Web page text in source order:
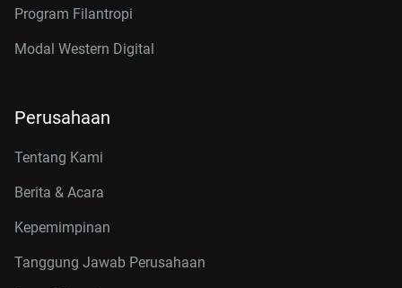
Program Filantropi
Modal Western Digital
Perusahaan
Tentang Kami
Berita & Acara
Kepemimpinan
Tanggung Jawab Perusahaan